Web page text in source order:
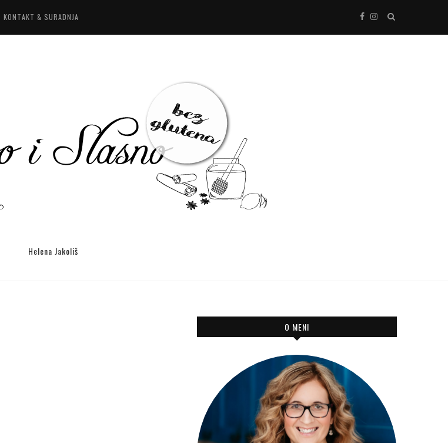
KONTAKT & SURADNJA
Helena Jakoliš
O MENI